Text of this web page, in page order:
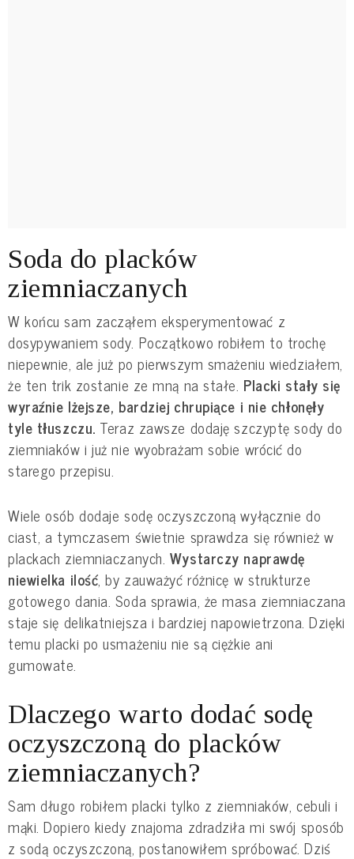
Soda do placków
ziemniaczanych
W końcu sam zacząłem eksperymentować z
dosypywaniem sody. Początkowo robiłem to trochę
niepewnie, ale już po pierwszym smażeniu wiedziałem,
że ten trik zostanie ze mną na stałe. Placki stały się
wyraźnie lżejsze, bardziej chrupiące i nie chłonęły
tyle tłuszczu. Teraz zawsze dodaję szczyptę sody do
ziemniaków i już nie wyobrażam sobie wrócić do
starego przepisu.
Wiele osób dodaje sodę oczyszczoną wyłącznie do
ciast, a tymczasem świetnie sprawdza się również w
plackach ziemniaczanych. Wystarczy naprawdę
niewielka ilość, by zauważyć różnicę w strukturze
gotowego dania. Soda sprawia, że masa ziemniaczana
staje się delikatniejsza i bardziej napowietrzona. Dzięki
temu placki po usmażeniu nie są ciężkie ani
gumowate.
Dlaczego warto dodać sodę
oczyszczoną do placków
ziemniaczanych?
Sam długo robiłem placki tylko z ziemniaków, cebuli i
mąki. Dopiero kiedy znajoma zdradziła mi swój sposób
z sodą oczyszczoną, postanowiłem spróbować. Dziś